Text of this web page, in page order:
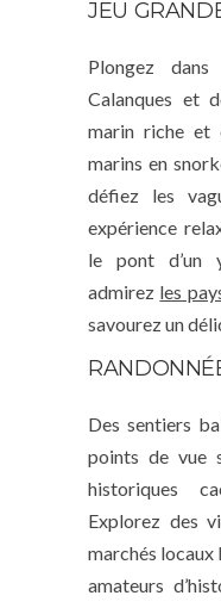
JEU
Plongez
Calanques et
marin riche et
marins en
défiez les
expérience
le pont d’un
admirez les
savourez un
Des sentiers
points de vue
historiques
Explorez des
marchés locaux
amateurs